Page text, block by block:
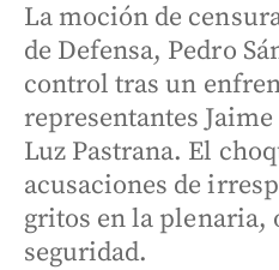
La moción de
de Defensa, Pedro
control tras un
representantes
Luz Pastrana. El
acusaciones de
gritos en la plenaria,
seguridad.